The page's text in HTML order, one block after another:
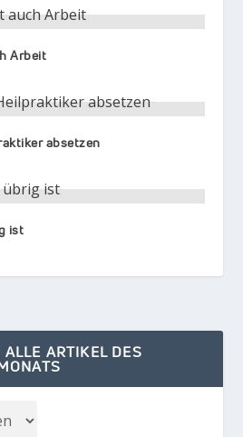
Arbeit
absetzen
ist
ARTIKEL DES